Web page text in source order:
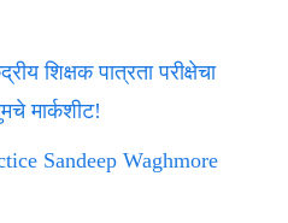
शिक्षक पात्रता परीक्षेचा
मार्कशीट!
Sandeep Waghmore